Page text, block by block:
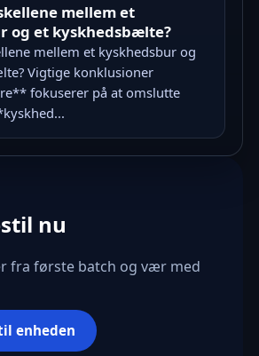
mellem et
og et kyskhedsbælte?
mellem et kyskhedsbur og
Vigtige konklusioner
fokuserer på at omslutte
nu
fra første batch og vær med
enheden